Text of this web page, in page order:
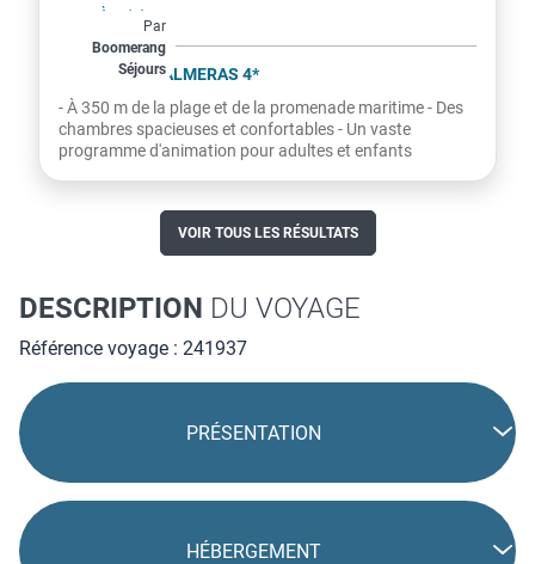
À partir de
511€
par personne
Par
Boomerang
Séjours
Espagne
RIU PALACE PALMERAS 4*
- À 350 m de la plage et de la promenade maritime - Des
chambres spacieuses et confortables - Un vaste
programme d'animation pour adultes et enfants
VOIR TOUS LES RÉSULTATS
DESCRIPTION DU VOYAGE
Référence voyage : 241937
PRÉSENTATION
HÉBERGEMENT